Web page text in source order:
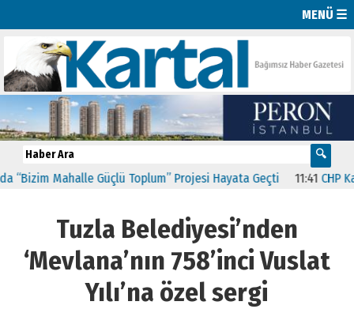
MENÜ ☰
Mahalle Güçlü Toplum” Projesi Hayata Geçti 11:41 CHP
Tuzla Belediyesi’nden
‘Mevlana’nın 758’inci Vuslat
Yılı’na özel sergi